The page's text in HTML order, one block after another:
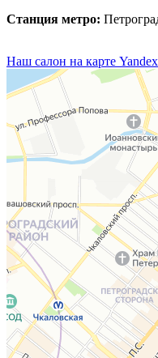
Станция метро:
Наш салон на карте